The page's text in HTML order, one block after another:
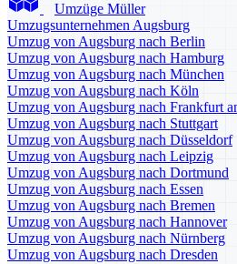
Umzüge Müller
Umzugsunternehmen Augsburg
Umzug von Augsburg nach Berlin
Umzug von Augsburg nach Hamburg
Umzug von Augsburg nach München
Umzug von Augsburg nach Köln
Umzug von Augsburg nach Frankfurt
Umzug von Augsburg nach Stuttgart
Umzug von Augsburg nach Düsseldorf
Umzug von Augsburg nach Leipzig
Umzug von Augsburg nach Dortmund
Umzug von Augsburg nach Essen
Umzug von Augsburg nach Bremen
Umzug von Augsburg nach Hannover
Umzug von Augsburg nach Nürnberg
Umzug von Augsburg nach Dresden